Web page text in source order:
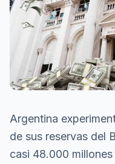
Argentina
de sus reservas del
casi 48.000